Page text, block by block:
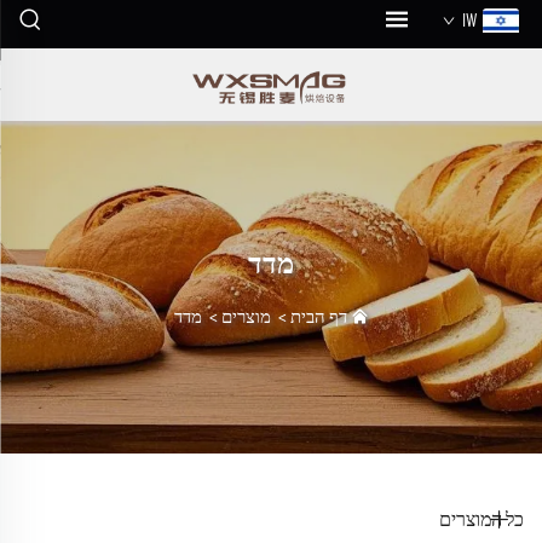
IW
מדד
דף הבית >מוצרים >מדד
כל המוצרים